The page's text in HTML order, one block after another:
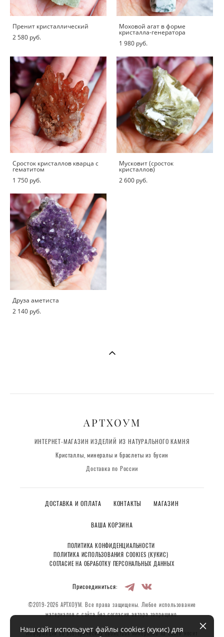
Пренит кристаллический
2 580 pуб.
Моховой агат в форме
кристалла-генератора
1 980 pуб.
Сросток кристаллов кварца с
гематитом
1 750 pуб.
Мусковит (сросток
кристаллов)
2 600 pуб.
Друза аметиста
2 140 pуб.
АРТХОУМ
ИНТЕРНЕТ-МАГАЗИН ИЗДЕЛИЙ ИЗ НАТУРАЛЬНОГО КАМНЯ
Кристаллы, минералы и браслеты из бусин
Доставка по России
ДОСТАВКА И ОПЛАТА КОНТАКТЫ МАГАЗИН
ВАША КОРЗИНА
ПОЛИТИКА КОНФИДЕНЦИАЛЬНОСТИ
ПОЛИТИКА ИСПОЛЬЗОВАНИЯ COOKIES (КУКИС)
СОГЛАСИЕ НА ОБРАБОТКУ ПЕРСОНАЛЬНЫХ ДАННЫХ
Присоединиться:
©2019-2026 АРТХОУМ. Все права защищены. Любое использование
материалов с сайта без согласия автора запрещено.
Информация об эзотерических свойствах минералов на сайте носит
Наш сайт использует файлы cookies (кукис) для